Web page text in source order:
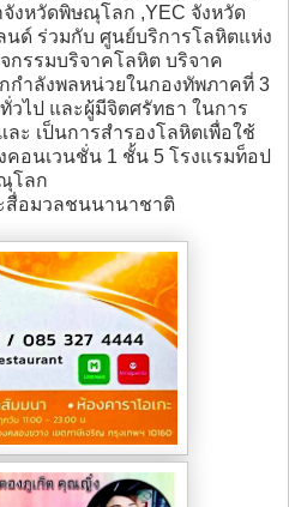
งหวัดพิษณุโลก ,YEC จังหวัด
ด์ ร่วมกับ ศูนย์บริการโลหิตแห่ง
กรรมบริจาคโลหิต บริจาค
กำลังพลหน่วยในกองทัพภาคที่ 3
ไป และผู้มีจิตศรัทธา ในการ
ะ เป็นการสำรองโลหิตเพื่อใช้
อนเวนชั่น 1 ชั้น 5 โรงแรมท็อป
โลก
สื่อมวลชนนานาชาติ